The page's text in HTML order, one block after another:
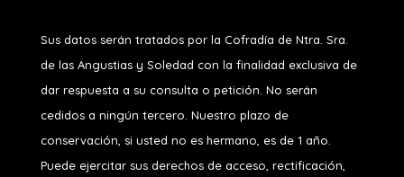
Sus datos serán tratados por la Cofradía de Ntra. Sra.
de las Angustias y Soledad con la finalidad exclusiva de
dar respuesta a su consulta o petición. No serán
cedidos a ningún tercero. Nuestro plazo de
conservación, si usted no es hermano, es de 1 año.
Puede ejercitar sus derechos de acceso, rectificación,